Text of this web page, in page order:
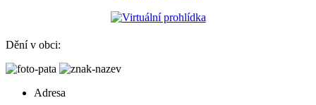
Dění v obci:
Adresa